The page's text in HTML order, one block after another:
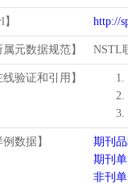
】 http://
属元数据规范】 NSTL
线验证和引用】
1.
2.
3.
例数据】
期刊
期刊
非刊